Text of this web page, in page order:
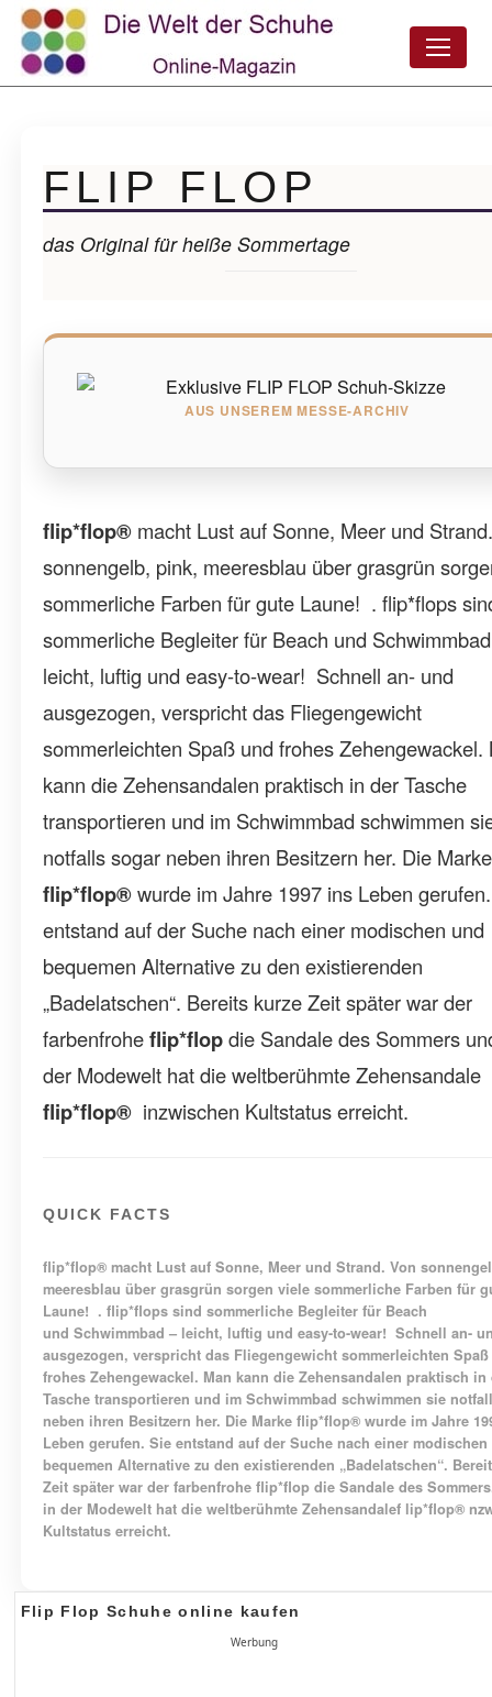
FLIP FLOP
das Original für heiße Sommertage
AUS UNSEREM MESSE-ARCHIV
flip*flop® macht Lust auf Sonne, Meer und
sonnengelb, pink, meeresblau über grasgrün
sommerliche Farben für gute Laune! . flip*flops
sommerliche Begleiter für Beach und
leicht, luftig und easy-to-wear! Schnell an- und
ausgezogen, verspricht das Fliegengewicht
sommerleichten Spaß und frohes Zehengewackel.
kann die Zehensandalen praktisch in der Tasche
transportieren und im Schwimmbad schwimmen
notfalls sogar neben ihren Besitzern her. Die Marke
flip*flop®wurde im Jahre 1997 ins Leben
entstand auf der Suche nach einer modischen und
bequemen Alternative zu den existierenden
„Badelatschen“. Bereits kurze Zeit später war der
farbenfroheflip*flopdie Sandale des Sommers
der Modewelt hat die weltberühmte Zehensandale
flip*flop® inzwischen Kultstatus erreicht.
QUICK FACTS
flip*flop®macht Lust auf Sonne, Meer und Strand. Von
meeresblau über grasgrün sorgen viele sommerliche Farben für
Laune! . flip*flops sind sommerliche Begleiter für Beach
und Schwimmbad – leicht, luftig und easy-to-wear! Schnell an-
ausgezogen, verspricht das Fliegengewicht sommerleichten
frohes Zehengewackel. Man kann die Zehensandalen praktisch in
Tasche transportieren und im Schwimmbad schwimmen sie
neben ihren Besitzern her. Die Marke flip*flop®wurde im Jahre
Leben gerufen. Sie entstand auf der Suche nach einer
bequemen Alternative zu den existierenden „Badelatschen“.
Zeit später war der farbenfroheflip*flopdie Sandale des
in der Modewelt hat die weltberühmte Zehensandalef lip*flop®
Kultstatus erreicht.
Flip Flop Schuhe online kaufen
Werbung